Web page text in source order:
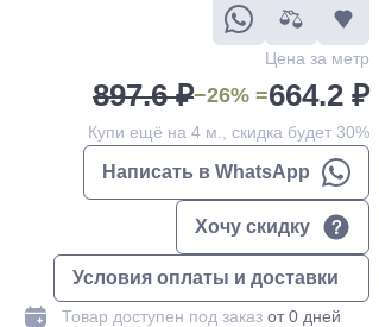
Цена за метр
897.6 ₽−26% =664.2 ₽
Купи ещё на 4 м., скидка будет 30%
Написать в WhatsApp
Хочу скидку
Условия оплаты и доставки
Товар доступен под заказ от 0 дней